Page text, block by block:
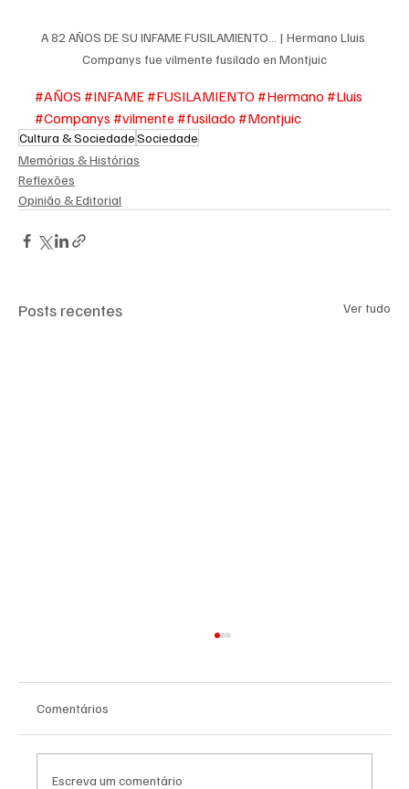
A 82 AÑOS DE SU INFAME FUSILAMIENTO… | Hermano Lluis
Companys fue vilmente fusilado en Montjuic
#AÑOS #INFAME #FUSILAMIENTO #Hermano #Lluis
#Companys #vilmente #fusilado #Montjuic
Cultura & SociedadeSociedade
Memórias & Histórias
Reflexões
Opinião & Editorial
Posts recentes Ver tudo
Comentários
Escreva um comentário